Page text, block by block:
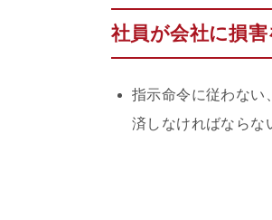
社員が会社に損
指示命令に従わない
済しなければならな